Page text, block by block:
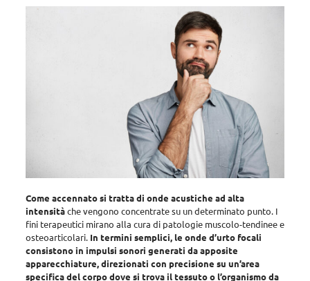
Come accennato si tratta di onde acustiche ad alta
intensitàche vengono concentrate su un determinato punto. I
fini terapeutici mirano alla cura di patologie muscolo-tendinee e
osteoarticolari. In termini semplici, le onde d’urto focali
consistono in impulsi sonori generati da apposite
apparecchiature, direzionati con precisione su un’area
specifica del corpo dove si trova il tessuto o l’organismo da